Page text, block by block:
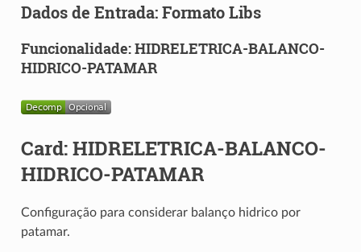
Dados de Entrada: Formato Libs
Funcionalidade: HIDRELETRICA-BALANCO-
HIDRICO-PATAMAR
Card: HIDRELETRICA-BALANCO-
HIDRICO-PATAMAR
Configuração para considerar balanço hidrico por
patamar.